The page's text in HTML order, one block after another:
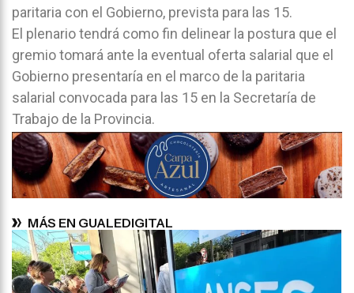
paritaria con el Gobierno, prevista para las 15.
El plenario tendrá como fin delinear la postura que el
gremio tomará ante la eventual oferta salarial que el
Gobierno presentaría en el marco de la paritaria
salarial convocada para las 15 en la Secretaría de
Trabajo de la Provincia.
MÁS EN GUALEDIGITAL